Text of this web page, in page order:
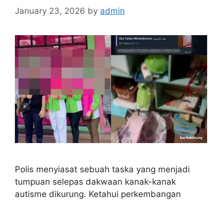
January 23, 2026 by admin
Polis menyiasat sebuah taska yang menjadi
tumpuan selepas dakwaan kanak-kanak
autisme dikurung. Ketahui perkembangan